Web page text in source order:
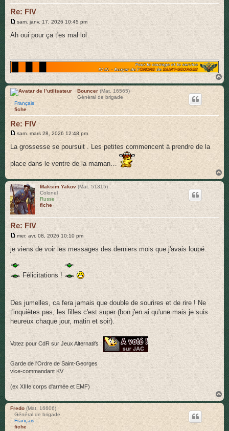
Re: FIV
M
e
s
a
sam. janv. 17, 2026 10:45 pm
Ah oui pour ça t'es mal lol
H
a
u
Bouncer (Mat. 16565)
Général de brigade
Français
fiche
Re: FIV
M
s
g
sam. mars 28, 2026 12:48 pm
La grossesse se poursuit . Les petites commencent à prendre de la
place dans le ventre de la maman…
a
u
Maksim Yakov(Mat. 51315)
Colonel
Russe
fiche
Re: FIV
M
s
s
g
mer. avr. 08, 2026 10:10 pm
je viens de voir les messages des derniers mois que j'avais loupé.
Félicitations !
Des jumelles, ca fera jamais que double de sourires et de rire ! Ne
t'inquiètes pas, les filles c'est super (bon j'en ai qu'une mais je suis
heureux chaque jour, matin et soir).
Votez pour CdR sur Jeux Alternatifs :
Garde de l'Ordre de Saint-Georges
vice-commandant KV
(ex XIIIe corps d'armée et EMF)
a
u
Fredo (Mat. 16606)
Général de brigade
Français
fiche